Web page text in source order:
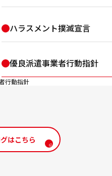
ハラスメント撲滅宣言
優良派遣事業者行動指針
行動指針
はこちら